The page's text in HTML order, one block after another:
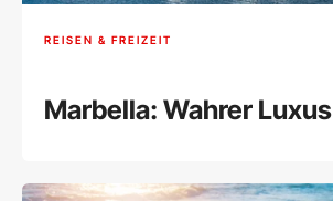
REISEN & FREIZEIT
Marbella: Wahrer Luxus